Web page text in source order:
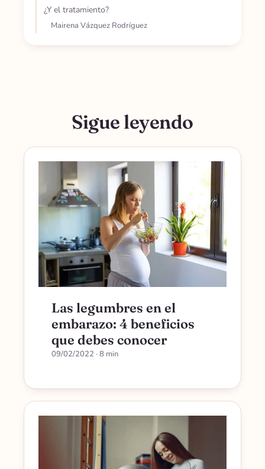
¿Y el tratamiento?
Mairena Vázquez Rodríguez
Sigue leyendo
Las legumbres en el
embarazo: 4 beneficios
que debes conocer
09/02/2022 · 8 min